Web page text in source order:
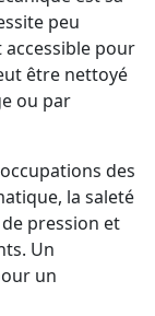
peu
accessible pour
être nettoyé
ou par
des
la saleté
pression et
Un
un